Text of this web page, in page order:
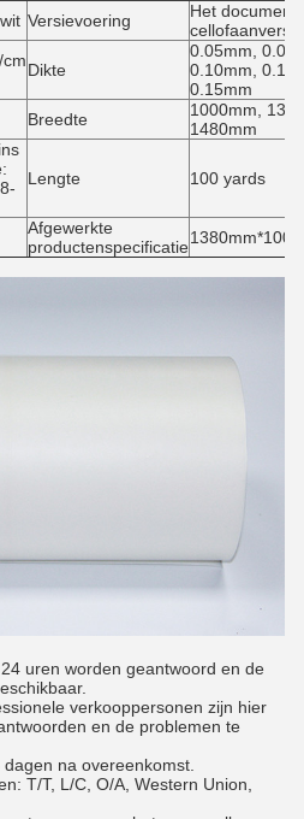
Versievoering
Het document
cellofaanversie
Dikte
0.05mm,
0.10mm,
0.15mm
Breedte
1000mm,
1480mm
Lengte 100 yards
Afgewerkte
productenspecificatie
uren worden geantwoord en de
verkooppersonen zijn hier
en de problemen te
na overeenkomst.
T/T, L/C, O/A, Western Union,